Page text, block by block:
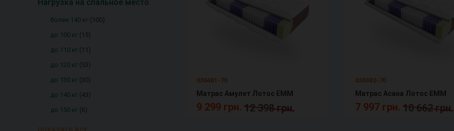
Нагрузка на спальное место
более 140 кг 100
до 100 кг 15
до 110 кг 11
до 120 кг 53
до 130 кг 30
до 140 кг 43
до 150 кг 6
030481-70
Матрас Амулет Лотос ЕММ
9 299 грн. 12 398 грн.
030482-70
Матрас Асана Лотос ЕММ
7 997 грн. 10 662 грн.